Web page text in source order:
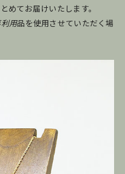
めてお届けいたします。
用品を使用させていただく場